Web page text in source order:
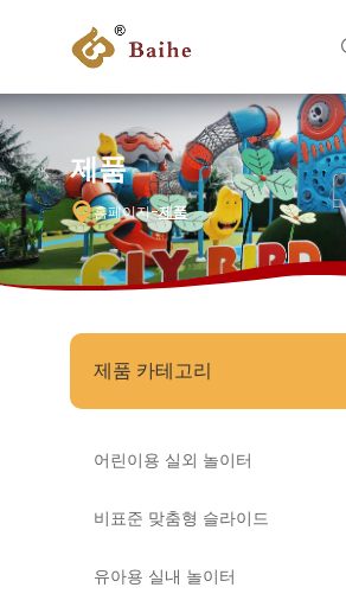
제품
홈페이지-제품
제품 카테고리
어린이용 실외 놀이터
비표준 맞춤형 슬라이드
유아용 실내 놀이터